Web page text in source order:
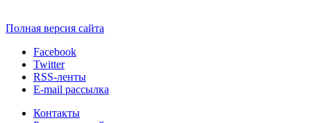
Полная версия сайта
Facebook
Twitter
RSS-ленты
E-mail рассылка
Контакты